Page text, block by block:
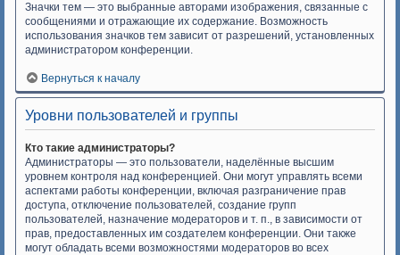
Значки тем — это выбранные авторами изображения, связанные с
сообщениями и отражающие их содержание. Возможность
использования значков тем зависит от разрешений, установленных
администратором конференции.
Вернуться к началу
Уровни пользователей и группы
Кто такие администраторы?
Администраторы — это пользователи, наделённые высшим
уровнем контроля над конференцией. Они могут управлять всеми
аспектами работы конференции, включая разграничение прав
доступа, отключение пользователей, создание групп
пользователей, назначение модераторов и т. п., в зависимости от
прав, предоставленных им создателем конференции. Они также
могут обладать всеми возможностями модераторов во всех